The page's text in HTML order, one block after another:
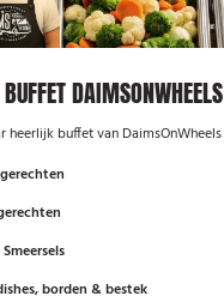
DAIMSONWHEELS
heerlijk buffet van DaimsOnWheels
borden & bestek